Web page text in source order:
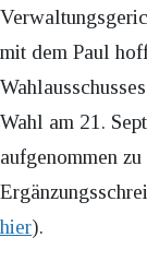
mit dem Paul
Wahl am 21.
aufgenommen
hier).